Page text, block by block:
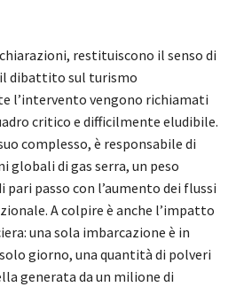
restituiscono il senso di
dibattito sul turismo
l’intervento vengono richiamati
critico e difficilmente eludibile.
complesso, è responsabile di
globali di gas serra, un peso
pari passo con l’aumento dei flussi
A colpire è anche l’impatto
una sola imbarcazione è in
giorno, una quantità di polveri
generata da un milione di